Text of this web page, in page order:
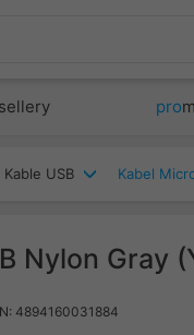
pro
Kable USB Kabel
Nylon Gray
4894160031884